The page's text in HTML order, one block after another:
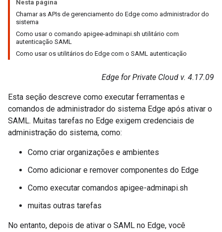
Nesta página
Chamar as APIs de gerenciamento do Edge como administrador do
sistema
Como usar o comando apigee-adminapi.sh utilitário com
autenticação SAML
Como usar os utilitários do Edge com o SAML autenticação
Edge for Private Cloud v. 4.17.09
Esta seção descreve como executar ferramentas e
comandos de administrador do sistema Edge após ativar o
SAML. Muitas tarefas no Edge exigem credenciais de
administração do sistema, como:
Como criar organizações e ambientes
Como adicionar e remover componentes do Edge
Como executar comandos apigee-adminapi.sh
muitas outras tarefas
No entanto, depois de ativar o SAML no Edge, você